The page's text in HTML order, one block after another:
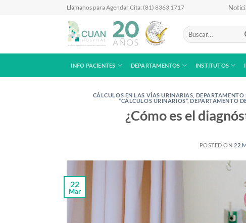
Llámanos para Agendar Cita: (81) 8363 1717
Buscar
por:
INFO PACIENTES DEPARTAMENTOS INSTITUTOS
CÁLCULOS EN LAS VÍAS URINARIAS DEPARTAMENTO
“CÁLCULOS URINARIOS“,DEPARTAMENTO
¿Cómo es el
POSTED ON 22
22
Mar